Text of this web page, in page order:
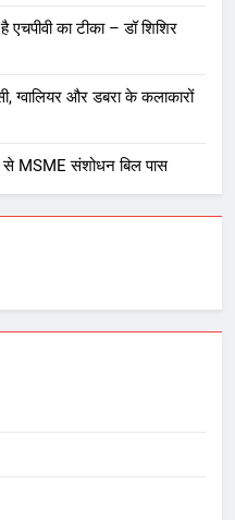
एचपीवी का टीका – डॉ शिशिर
ग्वालियर और डबरा के कलाकारों
MSME संशोधन बिल पास